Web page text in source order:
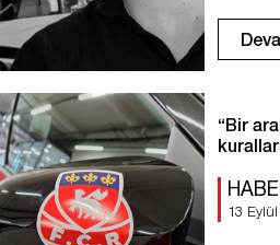
bir üyesi
boşluk
ve
“Bir
13